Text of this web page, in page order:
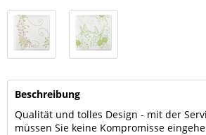
Beschreibung
Qualität und tolles Design - mit der
müssen Sie keine Kompromisse